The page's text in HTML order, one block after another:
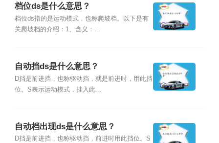
档位ds是什么意思？
档位ds指的是运动模式，也称爬坡档。以下是有
关爬坡档的介绍：1、含义：...
自动挡ds是什么意思？
D挡是前进挡，也称驱动挡，就是前进时，用此挡
位。S表示运动模式，挂入此...
自动档出现ds是什么意思？
D挡是前进挡，也称驱动挡，前进时用此挡位。S